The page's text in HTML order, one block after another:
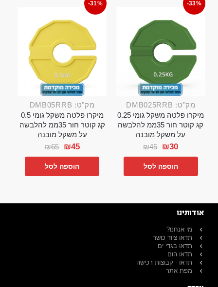
-33%
מק"ט: DMB025RRB
מיקרו פלטה משקל גומי 0.25
קג קוטר חור 35ממ להלבשה
על משקל מובנה
₪45 ₪30
הוספה לסל
-31%
מק"ט: DMB05RRB
מיקרו פלטה משקל גומי 0.5
קג קוטר חור 35ממ להלבשה
על משקל מובנה
₪65 ₪45
הוספה לסל
אודותינו
מי אנחנו?
תדאו ציוד כושר
תדאו בגדי ים
תדאו הום
תדאו - קבוצות רכישה
מפת אתר